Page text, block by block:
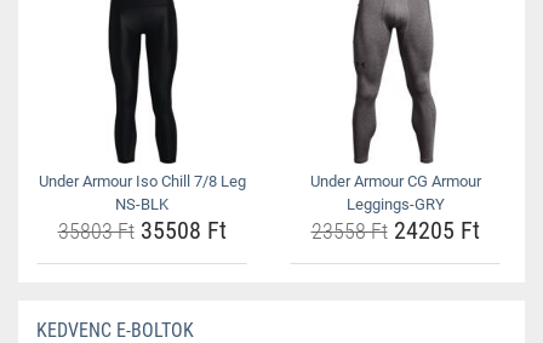
Under Armour Iso Chill 7/8 Leg
NS-BLK
35803 Ft35508 Ft
Under Armour CG Armour
Leggings-GRY
23558 Ft24205 Ft
KEDVENC E-BOLTOK